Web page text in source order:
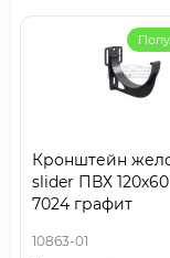
Кронштейн
slider ПВХ
7024 графит
10863-01